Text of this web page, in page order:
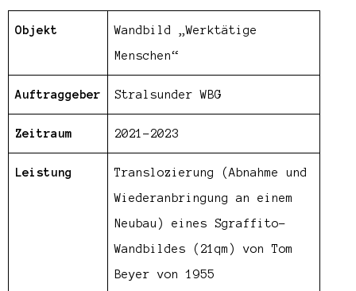
Objekt
Wandbild „Werktätige
Menschen“
Auftraggeber Stralsunder WBG
Zeitraum 2021-2023
Leistung
Translozierung (Abnahme und
Wiederanbringung an einem
Neubau) eines Sgraffito-
Wandbildes (21qm) von Tom
Beyer von 1955